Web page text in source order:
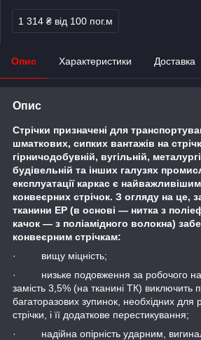
1 314 ₴ від 100 пог.м
Опис Характеристики Доставка
Опис
Стрічки призначені для
шматкових, сипких вантажів на
гірничодобувній, вугільній,
будівельній та інших галузях
експлуатації каркас є
конвеєрних стрічок. З огляду на це,
тканини ЕР (в основі — нитка з
качок — з поліамідного волокна)
конвеєрним стрічкам:
· вищу міцність;
· низьке подовження за робочого
замість 3,5% (на тканині ТК) виключить
багаторазових зупинок, необхідних
стрічки, і її додаткове перестикування;
· надійна опірність ударним,